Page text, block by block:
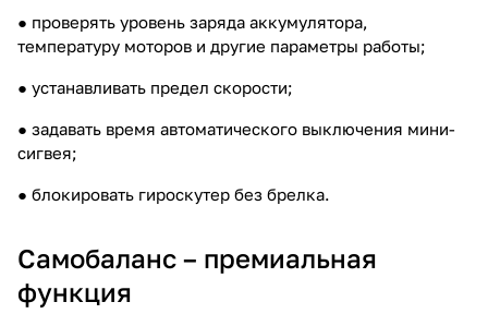
● проверять уровень заряда аккумулятора,
температуру моторов и другие параметры работы;
● устанавливать предел скорости;
● задавать время автоматического выключения мини-
сигвея;
● блокировать гироскутер без брелка.
Самобаланс – премиальная
функция